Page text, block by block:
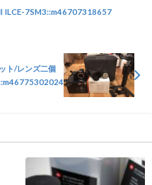
7SM3::m46707318657
ト/レンズ二個